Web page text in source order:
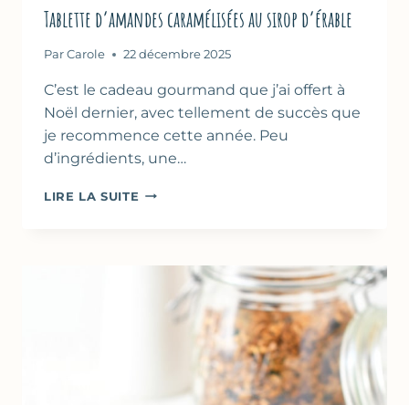
Tablette d’amandes caramélisées au sirop d’érable
Par Carole 22 décembre 2025
C’est le cadeau gourmand que j’ai offert à
Noël dernier, avec tellement de succès que
je recommence cette année. Peu
d’ingrédients, une…
LIRE LA SUITE TABLETTE
SIROP
D’ÉRABLE